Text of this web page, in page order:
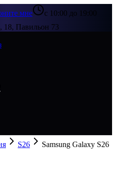
мне
с 10:00 до 19:00
18, Павильон 73
S26
Samsung Galaxy S26